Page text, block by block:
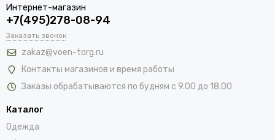
Интернет-магазин
+7(495)278-08-94
Заказать звонок
zakaz@voen-torg.ru
Контакты магазинов и время работы
Заказы обрабатываются по будням с 9.00 до 18.00
Каталог
Одежда